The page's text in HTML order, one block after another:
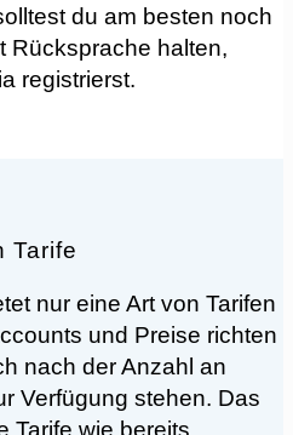
du am besten noch
Rücksprache halten,
registrierst.
Tarife
und Preise richten
nach der Anzahl an
Verfügung stehen. Das
Tarife wie bereits